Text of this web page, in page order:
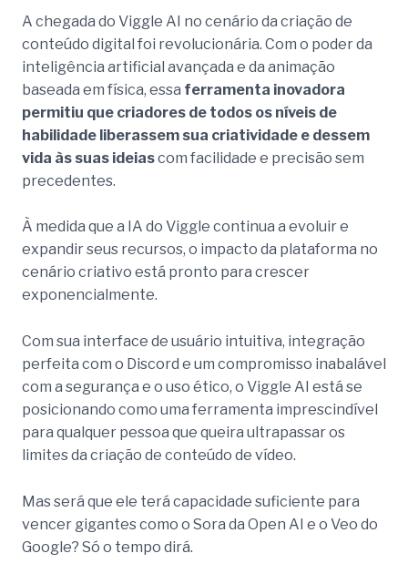
A chegada do Viggle AI no cenário da criação de
conteúdo digital foi revolucionária. Com o poder da
inteligência artificial avançada e da animação
baseada em física, essa ferramenta inovadora
permitiu que criadores de todos os níveis de
habilidade liberassem sua criatividade e dessem
vida às suas ideiascom facilidade e precisão sem
precedentes.
À medida que a IA do Viggle continua a evoluir e
expandir seus recursos, o impacto da plataforma no
cenário criativo está pronto para crescer
exponencialmente.
Com sua interface de usuário intuitiva, integração
perfeita com o Discord e um compromisso inabalável
com a segurança e o uso ético, o Viggle AI está se
posicionando como uma ferramenta imprescindível
para qualquer pessoa que queira ultrapassar os
limites da criação de conteúdo de vídeo.
Mas será que ele terá capacidade suficiente para
vencer gigantes como o Sora da Open AI e o Veo do
Google? Só o tempo dirá.